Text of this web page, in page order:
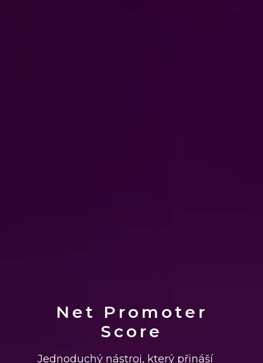
Net Promoter
Score
Jednoduchý nástroj, který přináší